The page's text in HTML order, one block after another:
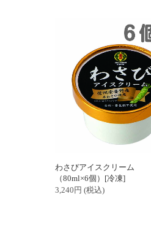
わさびアイスクリーム
（80ml×6個）[冷凍]
3,240 円(税込)